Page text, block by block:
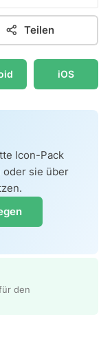
Teilen
iOS
Icon-Pack
oder sie über
den